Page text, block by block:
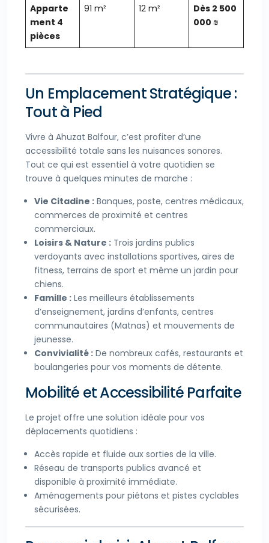
Apparte
ment 4
pièces
91 m² 12 m²
Dès 2 500
000 ₪
Un Emplacement Stratégique :
Tout à Pied
Vivre à Ahuzat Balfour, c’est profiter d’une
accessibilité totale sans les nuisances sonores.
Tout ce qui est essentiel à votre quotidien se
trouve à quelques minutes de marche :
Vie Citadine : Banques, poste, centres médicaux,
commerces de proximité et centres
commerciaux.
Loisirs & Nature : Trois jardins publics
verdoyants avec installations sportives, aires de
fitness, terrains de sport et même un jardin pour
chiens.
Famille : Les meilleurs établissements
d’enseignement, jardins d’enfants, centres
communautaires (Matnas) et mouvements de
jeunesse.
Convivialité : De nombreux cafés, restaurants et
boulangeries pour vos moments de détente.
Mobilité et Accessibilité Parfaite
Le projet offre une solution idéale pour vos
déplacements quotidiens :
Accès rapide et fluide aux sorties de la ville.
Réseau de transports publics avancé et
disponible à proximité immédiate.
Aménagements pour piétons et pistes cyclables
sécurisées.